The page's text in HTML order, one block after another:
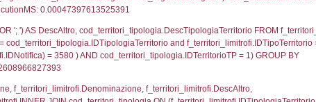
0.014446020126343
el_comuni.Comune as ComuneST,
as ProvinciaSL, el_regioni_1.Regione as